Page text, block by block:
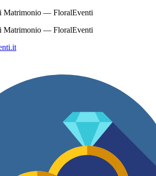
Matrimonio — FloralEventi
Matrimonio — FloralEventi